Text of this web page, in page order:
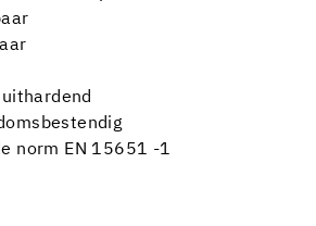
norm EN 15651 -1